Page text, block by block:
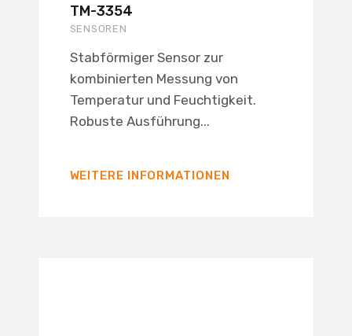
TM-3354
SENSOREN
Stabförmiger Sensor zur
kombinierten Messung von
Temperatur und Feuchtigkeit.
Robuste Ausführung...
WEITERE INFORMATIONEN